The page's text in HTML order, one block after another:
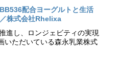
配合ヨーグルトと生活
株式会社Rhelixa
進し、ロンジェビティの実現
いただいている森永乳業株式